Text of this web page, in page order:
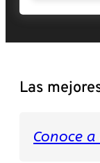
Las
Conoce